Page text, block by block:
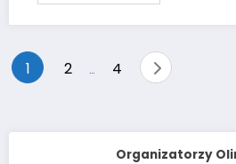
Stronicowanie
1 2 … 4
Organizatorzy